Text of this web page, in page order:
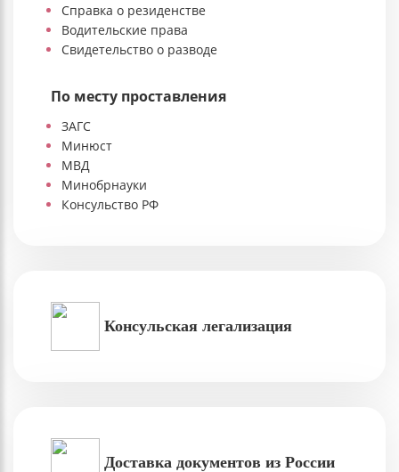
Справка о резиденстве
Водительские права
Свидетельство о разводе
По месту проставления
ЗАГС
Минюст
МВД
Минобрнауки
Консульство РФ
Консульская легализация
Доставка документов из России